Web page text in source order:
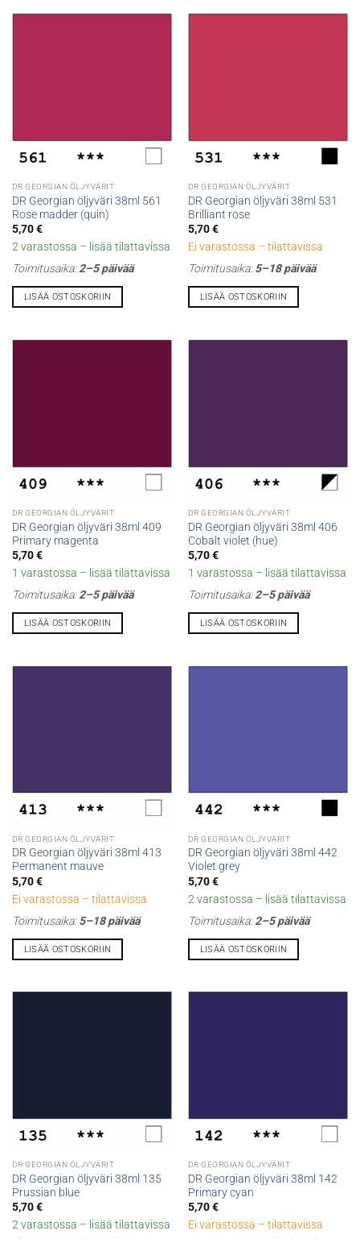
DR GEORGIAN ÖLJYVÄRIT
DR Georgian öljyväri 38ml 561
Rose madder (quin)
5,70€
2 varastossa – lisää tilattavissa
Toimitusaika:2–5 päivää
LISÄÄ OSTOSKORIIN
DR GEORGIAN ÖLJYVÄRIT
DR Georgian öljyväri 38ml 531
Brilliant rose
5,70€
Ei varastossa – tilattavissa
Toimitusaika:5–18 päivää
LISÄÄ OSTOSKORIIN
DR GEORGIAN ÖLJYVÄRIT
DR Georgian öljyväri 38ml 409
Primary magenta
5,70€
1 varastossa – lisää tilattavissa
Toimitusaika:2–5 päivää
LISÄÄ OSTOSKORIIN
DR GEORGIAN ÖLJYVÄRIT
DR Georgian öljyväri 38ml 406
Cobalt violet (hue)
5,70€
1 varastossa – lisää tilattavissa
Toimitusaika:2–5 päivää
LISÄÄ OSTOSKORIIN
DR GEORGIAN ÖLJYVÄRIT
DR Georgian öljyväri 38ml 413
Permanent mauve
5,70€
Ei varastossa – tilattavissa
Toimitusaika:5–18 päivää
LISÄÄ OSTOSKORIIN
DR GEORGIAN ÖLJYVÄRIT
DR Georgian öljyväri 38ml 442
Violet grey
5,70€
2 varastossa – lisää tilattavissa
Toimitusaika:2–5 päivää
LISÄÄ OSTOSKORIIN
DR GEORGIAN ÖLJYVÄRIT
DR Georgian öljyväri 38ml 135
Prussian blue
5,70€
2 varastossa – lisää tilattavissa
DR GEORGIAN ÖLJYVÄRIT
DR Georgian öljyväri 38ml 142
Primary cyan
5,70€
Ei varastossa – tilattavissa